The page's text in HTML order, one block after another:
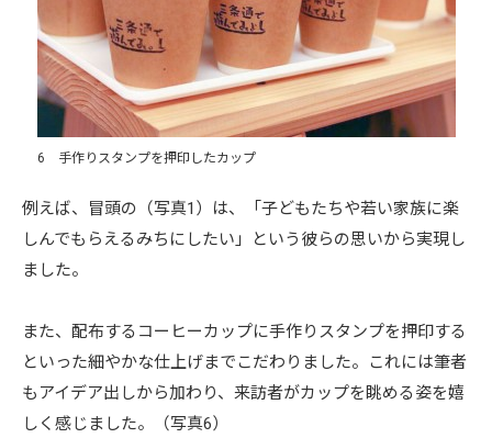
6 手作りスタンプを押印したカップ
例えば、冒頭の（写真1）は、「子どもたちや若い家族に楽
しんでもらえるみちにしたい」という彼らの思いから実現し
ました。
また、配布するコーヒーカップに手作りスタンプを押印する
といった細やかな仕上げまでこだわりました。これには筆者
もアイデア出しから加わり、来訪者がカップを眺める姿を嬉
しく感じました。（写真6）